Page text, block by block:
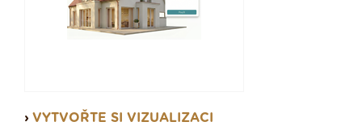
VYTVOŘTE SI VIZUALIZACI